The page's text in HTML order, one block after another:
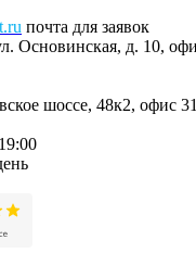
почта для заявок
Основинская, д. 10,
шоссе, 48к2, офис